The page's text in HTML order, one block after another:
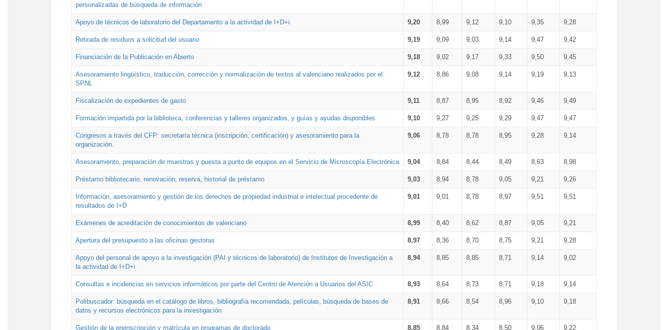
personalizadas de búsqueda de información
Apoyo de técnicos de laboratorio del Departamento a la actividad de I+D+i 9,20 8,99 9,12 9,10 9,35 9,28
Retirada de residuos a solicitud del usuario 9,19 9,09 9,03 9,14 9,47 9,42
Financiación de la Publicación en Abierto 9,18 9,02 9,17 9,33 9,50 9,45
Asesoramiento lingüístico, traducción, corrección y normalización de textos al valenciano realizados por el
SPNL
9,12 8,86 9,08 9,14 9,19 9,13
Fiscalización de expedientes de gasto 9,11 8,87 8,95 8,92 9,46 9,49
Formación impartida por la biblioteca, conferencias y talleres organizados, y guías y ayudas disponibles 9,10 9,27 9,25 9,29 9,47 9,47
Congresos a través del CFP: secretaría técnica (inscripción, certificación) y asesoramiento para la
organización.
9,06 8,78 8,78 8,95 9,28 9,14
Asesoramiento, preparación de muestras y puesta a punto de equipos en el Servicio de Microscopía Electrónica 9,04 8,84 8,44 8,49 8,63 8,98
Préstamo bibliotecario, renovación, reserva, historial de préstamo 9,03 8,94 8,78 9,05 9,21 9,26
Información, asesoramiento y gestión de los derechos de propiedad industrial e intelectual procedente de
resultados de I+D
9,01 9,01 8,78 8,97 9,51 9,51
Exámenes de acreditación de conocimientos de valenciano 8,99 8,40 8,62 8,87 9,05 9,21
Apertura del presupuesto a las oficinas gestoras 8,97 8,36 8,70 8,75 9,21 9,28
Apoyo del personal de apoyo a la investigación (PAI y técnicos de laboratorio) de Institutos de Investigación a
la actividad de I+D+i
8,94 8,85 8,85 8,71 9,14 9,02
Consultas e incidencias en servicios informáticos por parte del Centro de Atención a Usuarios del ASIC 8,93 8,64 8,73 8,71 9,18 9,14
Polibuscador: búsqueda en el catálogo de libros, bibliografía recomendada, películas, búsqueda de bases de
datos y recursos electrónicos para la investigación
8,91 8,66 8,54 8,96 9,10 9,18
Gestión de la preinscripción y matrícula en programas de doctorado 8,85 8,84 8,34 8,50 9,06 9,22